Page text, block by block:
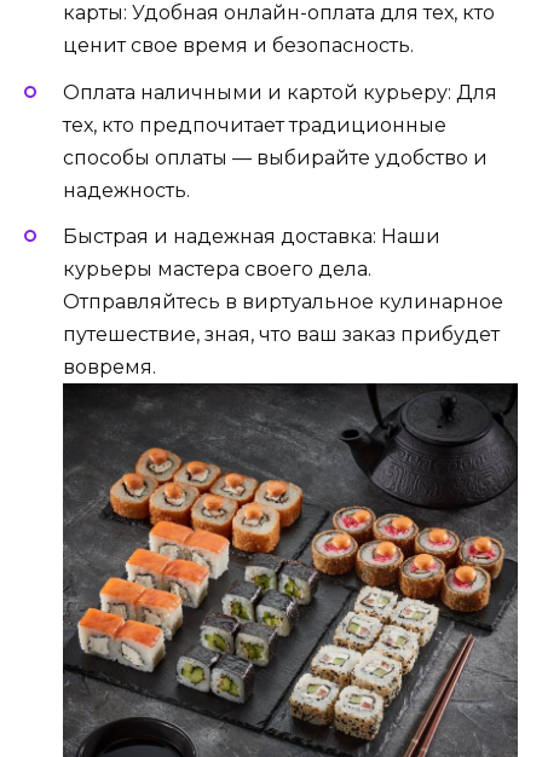
карты: Удобная онлайн-оплата для тех, кто
ценит свое время и безопасность.
Оплата наличными и картой курьеру: Для
тех, кто предпочитает традиционные
способы оплаты — выбирайте удобство и
надежность.
Быстрая и надежная доставка: Наши
курьеры мастера своего дела.
Отправляйтесь в виртуальное кулинарное
путешествие, зная, что ваш заказ прибудет
вовремя.